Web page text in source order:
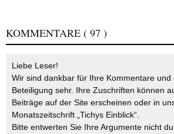
KOMMENTARE ( 97 )
Liebe Leser!
Wir sind dankbar für Ihre Kommentare
Beteiligung sehr. Ihre Zuschriften können
Beiträge auf der Site erscheinen oder in
Monatszeitschrift „Tichys Einblick“.
Bitte entwerten Sie Ihre Argumente nicht